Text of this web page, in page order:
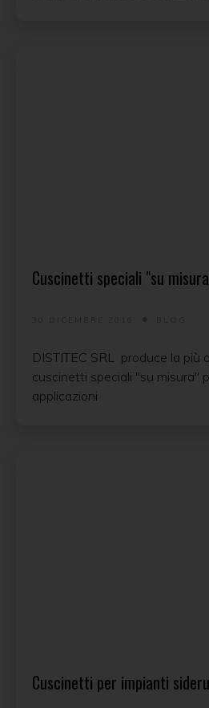
Cuscinetti speciali "su
DISTITEC SRL produce la più
cuscinetti speciali "su misura"
applicazioni
Cuscinetti per impianti